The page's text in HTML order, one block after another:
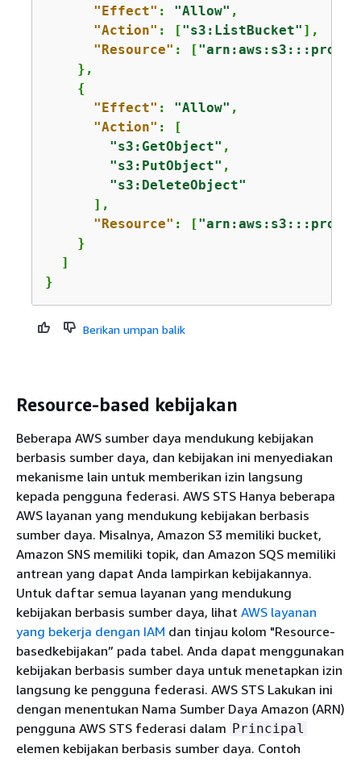
"Effect" : "Allow" ,
"Action" : ["s3:ListBucket" ],
"Resource" : [
    },
{
"Effect" : "Allow" ,
"Action" : [
"s3:GetObject" ,
"s3:PutObject" ,
"s3:DeleteObject"
      ],
"Resource" : [
    }
  ]
}
Berikan umpan balik
Resource-based kebijakan
Beberapa AWS sumber daya mendukung kebijakan
berbasis sumber daya, dan kebijakan ini menyediakan
mekanisme lain untuk memberikan izin langsung
kepada pengguna federasi. AWS STS Hanya beberapa
AWS layanan yang mendukung kebijakan berbasis
sumber daya. Misalnya, Amazon S3 memiliki bucket,
Amazon SNS memiliki topik, dan Amazon SQS memiliki
antrean yang dapat Anda lampirkan kebijakannya.
Untuk daftar semua layanan yang mendukung
kebijakan berbasis sumber daya, lihat AWS layanan
yang bekerja dengan IAM dan tinjau kolom "Resource-
basedkebijakan” pada tabel. Anda dapat menggunakan
kebijakan berbasis sumber daya untuk menetapkan izin
langsung ke pengguna federasi. AWS STS Lakukan ini
dengan menentukan Nama Sumber Daya Amazon (ARN)
pengguna AWS STS federasi dalam Principal
elemen kebijakan berbasis sumber daya. Contoh